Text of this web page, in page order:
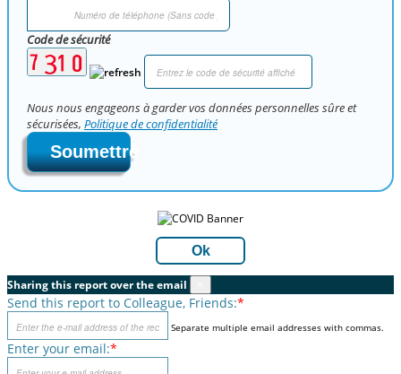
Code de sécurité
Nous nous engageons à garder vos données personnelles sûre et
sécurisées, Politique de confidentialité
Soumettre
Ok
Sharing this report over the email
Send this report to Colleague, Friends:*
Separate multiple email addresses with commas.
Enter your email:*